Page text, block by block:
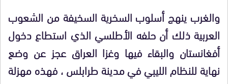
والغرب ينهج أسلوب السخرية السخيفةمن الشعوب
العربية ذلك أن حلفه الأطلسي الذي استطاعدخول
أفغانستان والبقاء فيها وغزا العراق عجز عن وضع
نهاية للنظام الليبي في مدينة طرابلس ، فهذه مهزلة